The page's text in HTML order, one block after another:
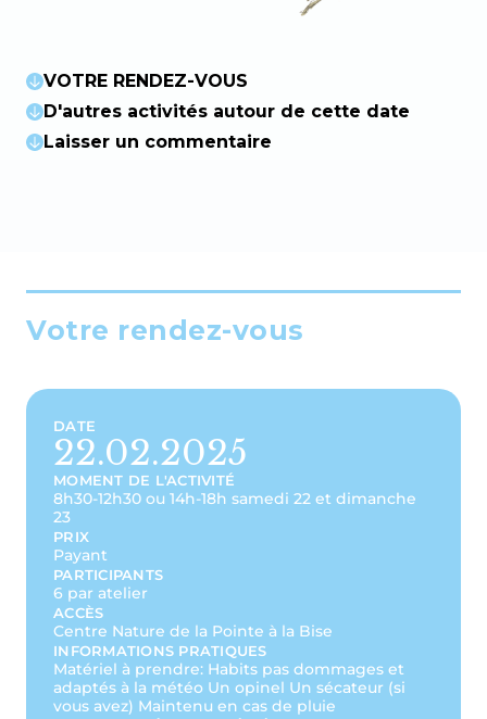
VOTRE RENDEZ-VOUS
D'autres activités autour de cette date
Laisser un commentaire
Votre rendez-vous
DATE
22.02.2025
MOMENT DE L'ACTIVITÉ
8h30-12h30 ou 14h-18h samedi 22 et dimanche
23
PRIX
Payant
PARTICIPANTS
6 par atelier
ACCÈS
Centre Nature de la Pointe à la Bise
INFORMATIONS PRATIQUES
Matériel à prendre: Habits pas dommages et
adaptés à la météo Un opinel Un sécateur (si
vous avez) Maintenu en cas de pluie